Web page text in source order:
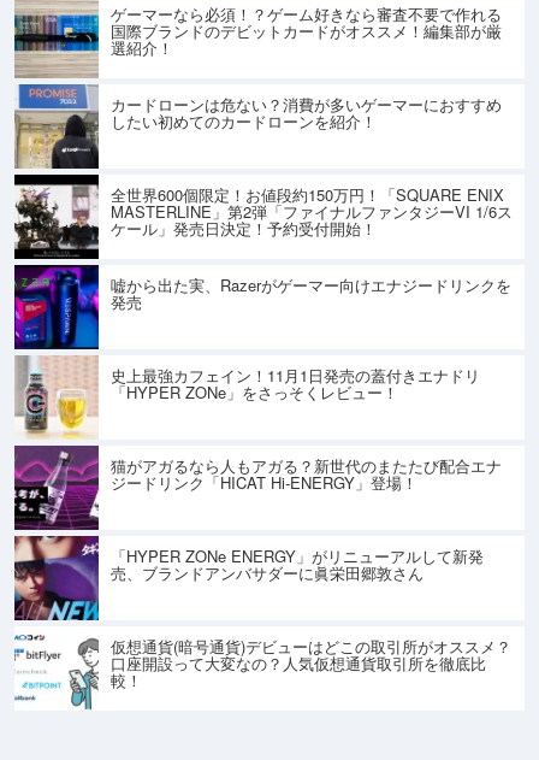
ゲーマーなら必須！？ゲーム好きなら審査不要で作れる
国際ブランドのデビットカードがオススメ！編集部が厳
選紹介！
カードローンは危ない？消費が多いゲーマーにおすすめ
したい初めてのカードローンを紹介！
全世界600個限定！お値段約150万円！「SQUARE ENIX
MASTERLINE」第2弾「ファイナルファンタジーVI 1/6ス
ケール」発売日決定！予約受付開始！
嘘から出た実、Razerがゲーマー向けエナジードリンクを
発売
史上最強カフェイン！11月1日発売の蓋付きエナドリ
「HYPER ZONe」をさっそくレビュー！
猫がアガるなら人もアガる？新世代のまたたび配合エナ
ジードリンク「HICAT Hi-ENERGY」登場！
「HYPER ZONe ENERGY」がリニューアルして新発
売、ブランドアンバサダーに眞栄田郷敦さん
仮想通貨(暗号通貨)デビューはどこの取引所がオススメ？
口座開設って大変なの？人気仮想通貨取引所を徹底比
較！